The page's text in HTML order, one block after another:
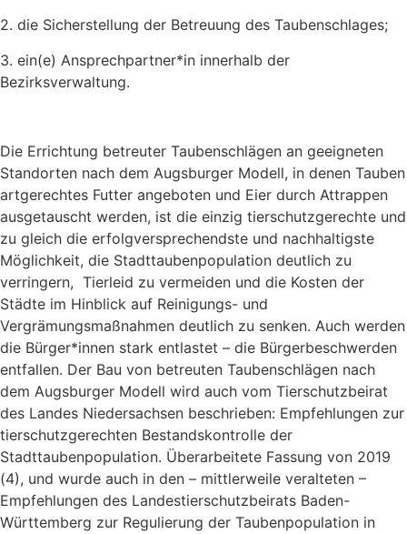
2. die Sicherstellung der Betreuung des Taubenschlages;
3. ein(e) Ansprechpartner*in innerhalb der
Bezirksverwaltung.
Die Errichtung betreuter Taubenschlägen an geeigneten
Standorten nach dem Augsburger Modell, in denen Tauben
artgerechtes Futter angeboten und Eier durch Attrappen
ausgetauscht werden, ist die einzig tierschutzgerechte und
zu gleich die erfolgversprechendste und nachhaltigste
Möglichkeit, die Stadttaubenpopulation deutlich zu
verringern, Tierleid zu vermeiden und die Kosten der
Städte im Hinblick auf Reinigungs- und
Vergrämungsmaßnahmen deutlich zu senken. Auch werden
die Bürger*innen stark entlastet – die Bürgerbeschwerden
entfallen. Der Bau von betreuten Taubenschlägen nach
dem Augsburger Modell wird auch vom Tierschutzbeirat
des Landes Niedersachsen beschrieben: Empfehlungen zur
tierschutzgerechten Bestandskontrolle der
Stadttaubenpopulation. Überarbeitete Fassung von 2019
(4), und wurde auch in den – mittlerweile veralteten –
Empfehlungen des Landestierschutzbeirats Baden-
Württemberg zur Regulierung der Taubenpopulation in